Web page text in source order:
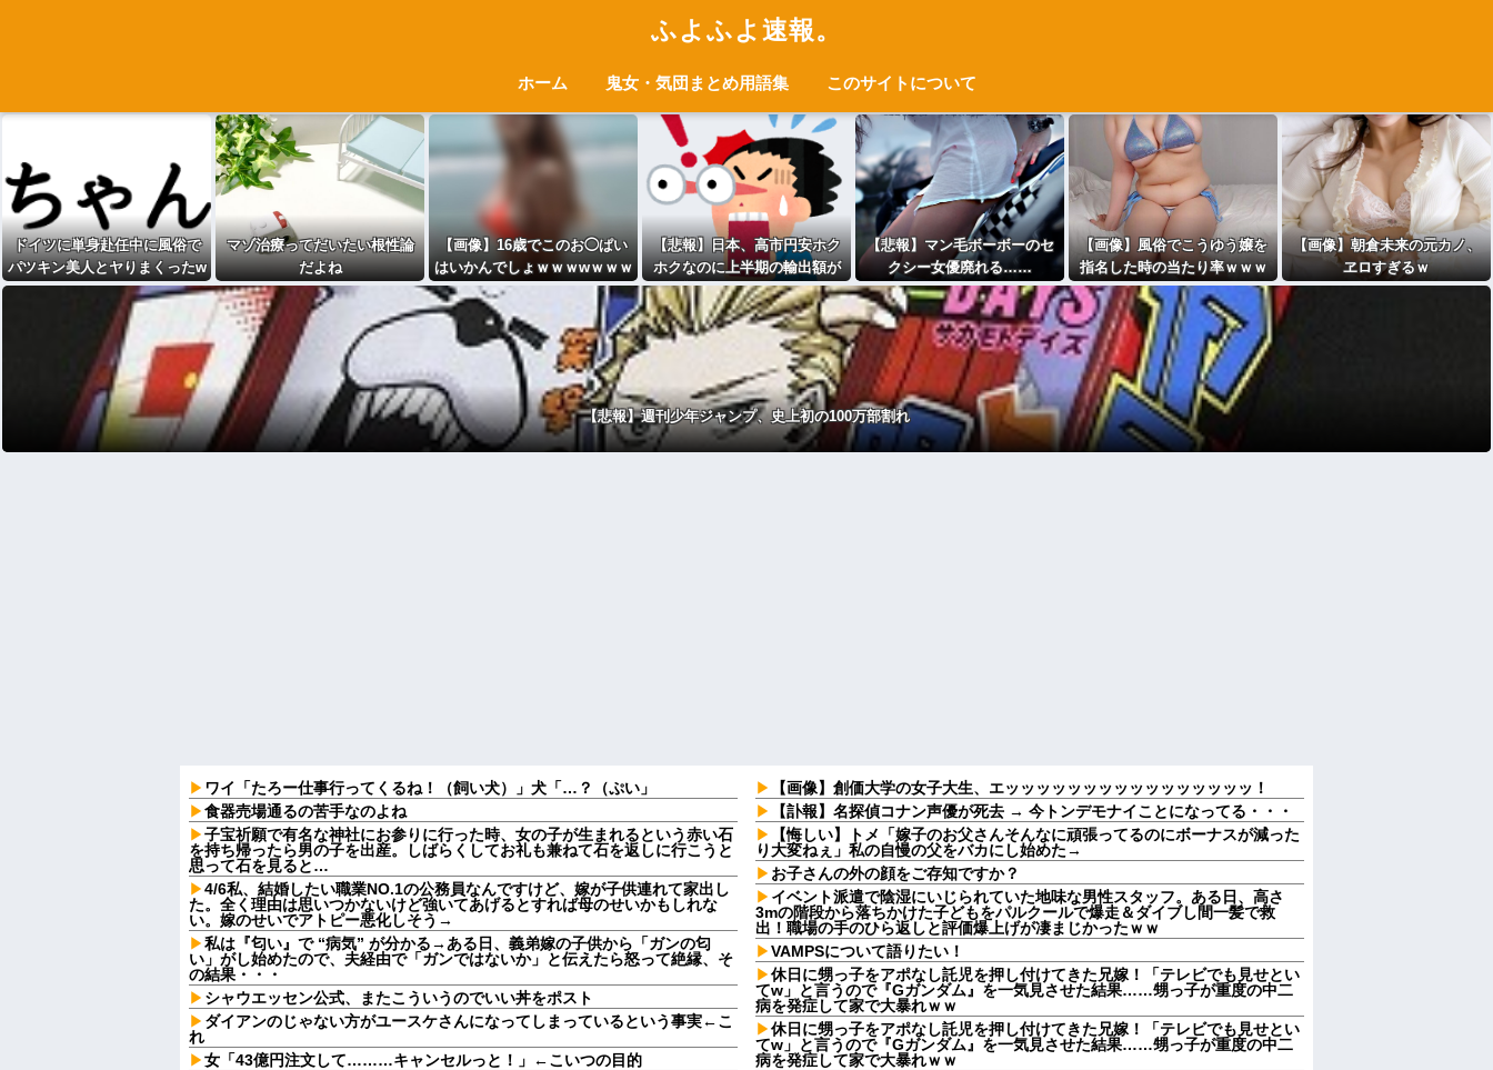
ふよふよ速報。
ホーム 鬼女・気団まとめ用語集 このサイトについて
ドイツに単身赴任中に風俗で
パツキン美人とヤりまくったw
www
マゾ治療ってだいたい根性論
だよね
【画像】16歳でこのお◯ぱい
はいかんでしょｗｗｗwｗｗｗ
ｗｗｗｗｗ❤
【悲報】日本、高市円安ホク
ホクなのに上半期の輸出額が
台湾と韓国に抜かれるww
【悲報】マン毛ボーボーのセ
クシー女優廃れる……
【画像】風俗でこうゆう嬢を
指名した時の当たり率ｗｗｗ
ｗｗｗｗｗｗｗｗ
【画像】朝倉未来の元カノ、
ヱロすぎるｗ
【悲報】週刊少年ジャンプ、史上初の100万部割れ
ワイ「たろー仕事行ってくるね！（飼い犬）」犬「…？（ぷい」
食器売場通るの苦手なのよね
子宝祈願で有名な神社にお参りに行った時、女の子が生まれるという赤い石
を持ち帰ったら男の子を出産。しばらくしてお礼も兼ねて石を返しに行こうと
思って石を見ると…
4/6私、結婚したい職業NO.1の公務員なんですけど、嫁が子供連れて家出し
た。全く理由は思いつかないけど強いてあげるとすれば母のせいかもしれな
い。嫁のせいでアトピー悪化しそう→
私は『匂い』で “病気” が分かる→ある日、義弟嫁の子供から「ガンの匂
い」がし始めたので、夫経由で「ガンではないか」と伝えたら怒って絶縁、そ
の結果・・・
シャウエッセン公式、またこういうのでいい丼をポスト
ダイアンのじゃない方がユースケさんになってしまっているという事実←こ
れ
女「43億円注文して………キャンセルっと！」←こいつの目的
【画像】創価大学の女子大生、エッッッッッッッッッッッッッッッッ！
【訃報】名探偵コナン声優が死去 → 今トンデモナイことになってる・・・
【悔しい】トメ「嫁子のお父さんそんなに頑張ってるのにボーナスが減った
り大変ねぇ」私の自慢の父をバカにし始めた→
お子さんの外の顔をご存知ですか？
イベント派遣で陰湿にいじられていた地味な男性スタッフ。ある日、高さ
3mの階段から落ちかけた子どもをパルクールで爆走＆ダイブし間一髪で救
出！職場の手のひら返しと評価爆上げが凄まじかったｗｗ
VAMPSについて語りたい！
休日に甥っ子をアポなし託児を押し付けてきた兄嫁！「テレビでも見せとい
てw」と言うので『Gガンダム』を一気見させた結果……甥っ子が重度の中二
病を発症して家で大暴れｗｗ
休日に甥っ子をアポなし託児を押し付けてきた兄嫁！「テレビでも見せとい
てw」と言うので『Gガンダム』を一気見させた結果……甥っ子が重度の中二
病を発症して家で大暴れｗｗ